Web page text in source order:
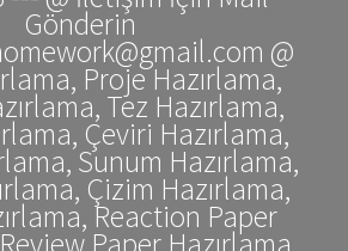
Gönderin
@
Proje Hazırlama,
Tez Hazırlama,
Çeviri Hazırlama,
Sunum Hazırlama,
Çizim Hazırlama,
Reaction Paper